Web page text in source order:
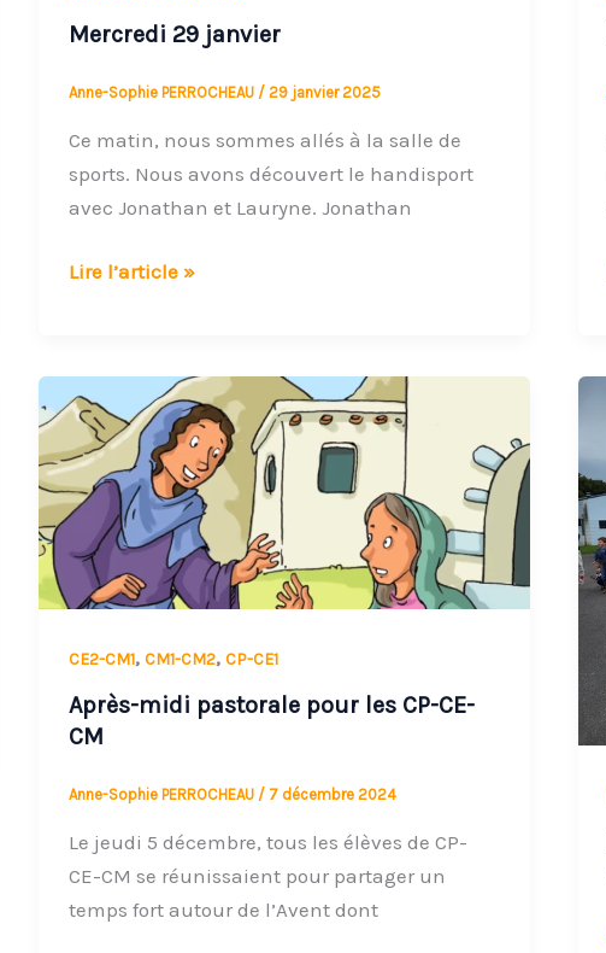
Mercredi 29 janvier
Anne-Sophie PERROCHEAU /29 janvier 2025
Ce matin, nous sommes allés à la salle de
sports. Nous avons découvert le handisport
avec Jonathan et Lauryne. Jonathan
Lire l’article »
CE2-CM1,CM1-CM2,CP-CE1
Après-midi pastorale pour les CP-CE-
CM
Anne-Sophie PERROCHEAU / 7 décembre 2024
Le jeudi 5 décembre, tous les élèves de CP-
CE-CM se réunissaient pour partager un
temps fort autour de l’Avent dont
Après-
midi
pastorale
pour
les
CP-
CE-